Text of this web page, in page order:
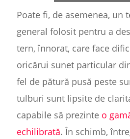
Poate fi, de asemenea, un
general folosit pentru a
tern, înnorat, care face
oricărui sunet particular
fel de pătură pusă peste
tulburi sunt lipsite de
capabile să prezinte o
echilibrată. În schimb,